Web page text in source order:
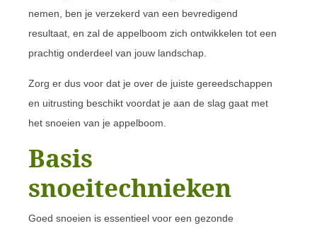
nemen, ben je verzekerd van een bevredigend
resultaat, en zal de appelboom zich ontwikkelen tot een
prachtig onderdeel van jouw landschap.
Zorg er dus voor dat je over de juiste gereedschappen
en uitrusting beschikt voordat je aan de slag gaat met
het snoeien van je appelboom.
Basis
snoeitechnieken
Goed snoeien is essentieel voor een gezonde